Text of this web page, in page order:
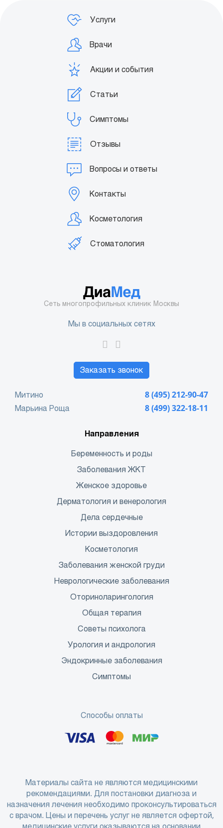
Услуги
Врачи
Акции и события
Статьи
Симптомы
Отзывы
Вопросы и ответы
Контакты
Косметология
Стоматология
Сеть многопрофильных клиник Москвы
Мы в социальных сетях
Заказать звонок
8 (495) 212-90-47
Митино
8 (499) 322-18-11
Марьина Роща
Направления
Беременность и роды
Заболевания ЖКТ
Женское здоровье
Дерматология и венерология
Дела сердечные
Истории выздоровления
Косметология
Заболевания женской груди
Неврологические заболевания
Оториноларингология
Общая терапия
Советы психолога
Урология и андрология
Эндокринные заболевания
Симптомы
Способы оплаты
Материалы сайта не являются медицинскими
рекомендациями. Для постановки диагноза и
назначения лечения необходимо проконсультироваться
с врачом. Цены и перечень услуг не является офертой,